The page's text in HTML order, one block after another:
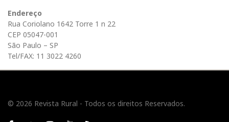
Endereço
Rua Coriolano 1642 Torre 1 n 22
CEP 05047-001
São Paulo – SP
Tel/FAX: 11 3022 4260
© 2026 Revista Rural - Todos os direitos Reservados.